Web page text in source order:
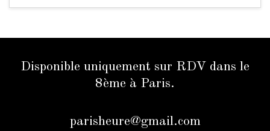
Disponible uniquement sur RDV dans le
8ème à Paris.
parisheure@gmail.com